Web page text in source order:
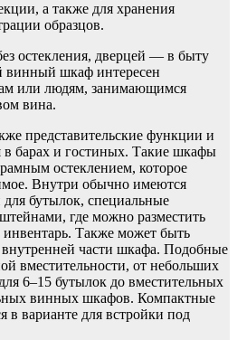
а также для хранения
образцов.
остекления, дверцей — в быту
винный шкаф интересен
или людям, занимающимся
вина.
представительские функции и
в барах и гостиных. Такие шкафы
остеклением, которое
Внутри обычно имеются
бутылок, специальные
где можно разместить
Также может быть
внутренней части шкафа. Подобные
вместительности, от небольших
6–15 бутылок до вместительных
винных шкафов. Компактные
в варианте для встройки под